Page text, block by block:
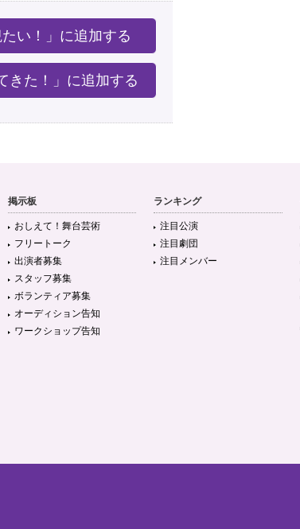
たい！」に追加する
きた！」に追加する
掲示板
おしえて！舞台芸術
フリートーク
出演者募集
スタッフ募集
ボランティア募集
オーディション告知
ワークショップ告知
ランキング
注目公演
注目劇団
注目メンバー